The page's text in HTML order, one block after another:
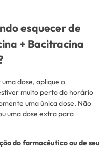
esquecer de
+ Bacitracina
dose, aplique o
muito perto do horário
uma única dose. Não
uma dose extra para
do farmacêutico ou de seu